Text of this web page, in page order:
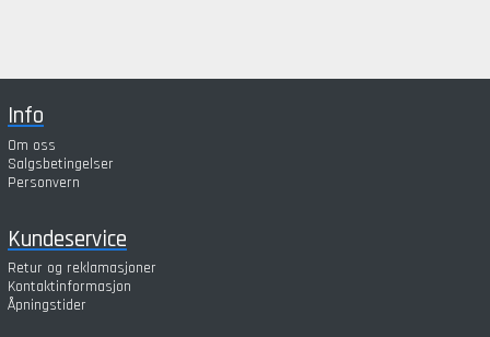
Info
Om oss
Salgsbetingelser
Personvern
Kundeservice
Retur og reklamasjoner
Kontaktinformasjon
Åpningstider